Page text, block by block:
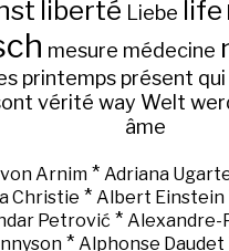
liberté Liebe life
mesure médecine
printemps présent qui
vérité way Welt
âme
Arnim * Adriana
Christie * Albert Einstein
Petrović * Alexandre-
* Alphonse Daudet